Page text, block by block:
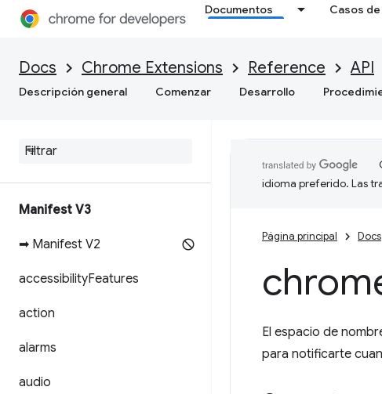
Documentos Casos
Docs Chrome Extensions Reference API
Descripción general Comenzar Desarrollo
Manifest V3
➡ Manifest V2
accessibilityFeatures
action
alarms
audio
idioma preferido. Las
Página principal Docs
El espacio de
para notificarte